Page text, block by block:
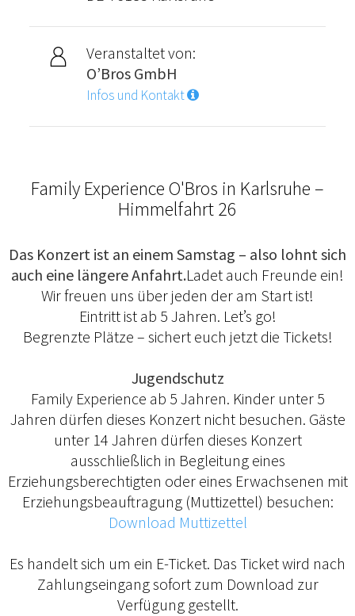
Veranstaltet von:
O’Bros GmbH
Infos und Kontakt
Family Experience O'Bros in Karlsruhe –
Himmelfahrt 26
Das Konzert ist an einem Samstag – also lohnt sich
auch eine längere Anfahrt.Ladet auch Freunde ein!
Wir freuen uns über jeden der am Start ist!
Eintritt ist ab 5 Jahren. Let’s go!
Begrenzte Plätze – sichert euch jetzt die Tickets!
Jugendschutz
Family Experience ab 5 Jahren. Kinder unter 5
Jahren dürfen dieses Konzert nicht besuchen. Gäste
unter 14 Jahren dürfen dieses Konzert
ausschließlich in Begleitung eines
Erziehungsberechtigten oder eines Erwachsenen mit
Erziehungsbeauftragung (Muttizettel) besuchen:
Download Muttizettel
Es handelt sich um ein E-Ticket. Das Ticket wird nach
Zahlungseingang sofort zum Download zur
Verfügung gestellt.